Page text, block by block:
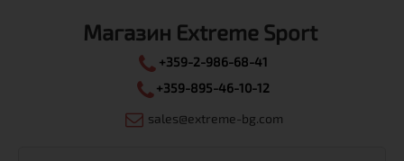
Магазин Extreme Sport
+359-2-986-68-41
+359-895-46-10-12
sales@extreme-bg.com